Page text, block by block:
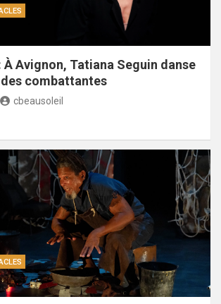
À Avignon, Tatiana Seguin danse
des combattantes
cbeausoleil